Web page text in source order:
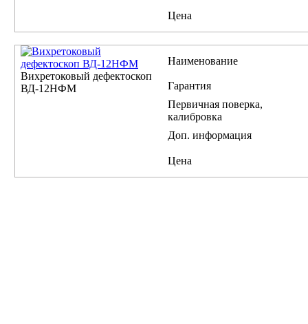
Цена
Вихретоковый дефектоскоп
ВД-12НФМ
Наименование
Гарантия
Первичная поверка,
калибровка
Доп. информация
Цена